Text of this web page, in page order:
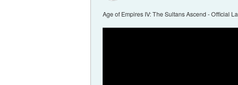
Age of Empires IV: The Sultans Ascend - Official